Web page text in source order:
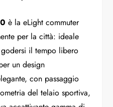
è la eLight commuter
per la città: ideale
il tempo libero
un design
con passaggio
del telaio sportiva,